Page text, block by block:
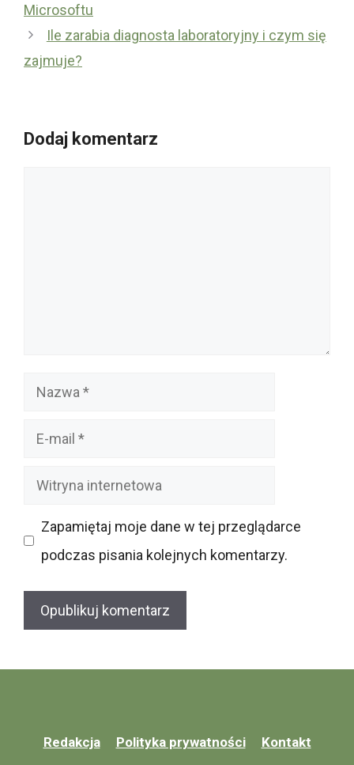
Microsoftu
Ile zarabia diagnosta laboratoryjny i czym się
zajmuje?
Dodaj komentarz
Nazwa
Witryna
Zapamiętaj moje dane w tej przeglądarce
podczas pisania kolejnych komentarzy.
Redakcja Polityka prywatności Kontakt